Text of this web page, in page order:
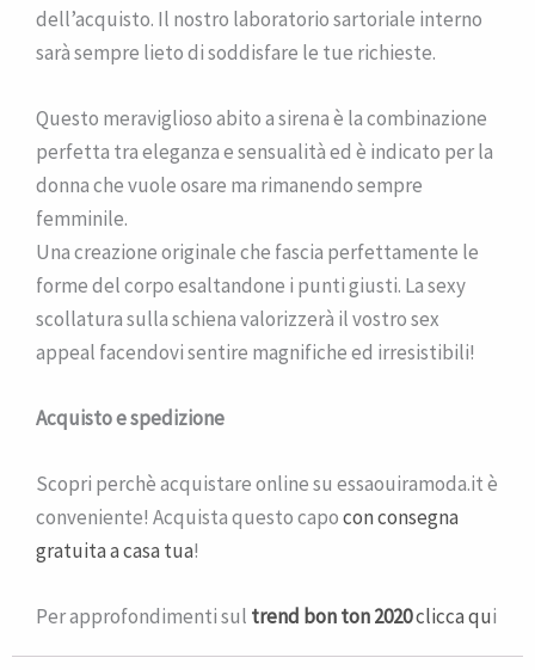
dell’acquisto. Il nostro laboratorio sartoriale interno
sarà sempre lieto di soddisfare le tue richieste.
Questo meraviglioso abito a sirena è la combinazione
perfetta tra eleganza e sensualità ed è indicato per la
donna che vuole osare ma rimanendo sempre
femminile.
Una creazione originale che fascia perfettamente le
forme del corpo esaltandone i punti giusti. La sexy
scollatura sulla schiena valorizzerà il vostro sex
appeal facendovi sentire magnifiche ed irresistibili!
Acquisto e spedizione
Scopri perchè acquistare online su essaouiramoda.it è
conveniente! Acquista questo capocon consegna
gratuita a casa tua!
Per approfondimenti sul trend bon ton 2020clicca qui